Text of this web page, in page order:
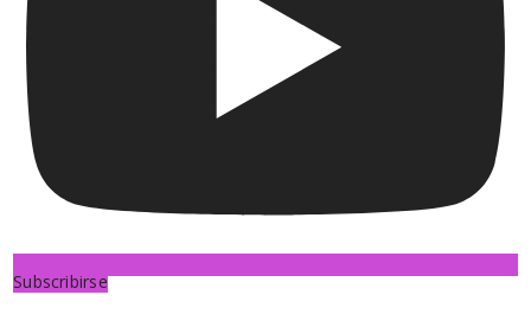
Subscribirse